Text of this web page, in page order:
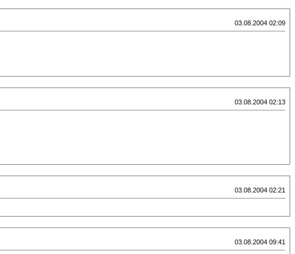
03.08.2004 02:09
03.08.2004 02:13
03.08.2004 02:21
03.08.2004 09:41